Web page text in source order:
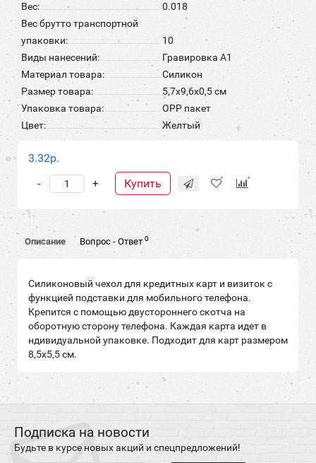
Вес:
0.018
Вес брутто транспортной
упаковки:
10
Виды нанесений:
Гравировка А1
Материал товара:
Силикон
Размер товара:
5,7х9,6х0,5 см
Упаковка товара:
OPP пакет
Цвет:
Желтый
3.32р.
+
- Купить
Описание Вопрос - Ответ 0
Силиконовый чехол для кредитных карт и визиток с
функцией подставки для мобильного телефона.
Крепится с помощью двустороннего скотча на
оборотную сторону телефона. Каждая карта идет в
ндивидуальной упаковке. Подходит для карт размером
8,5x5,5 см.
Подписка на новости
Будьте в курсе новых акций и спецпредложений!